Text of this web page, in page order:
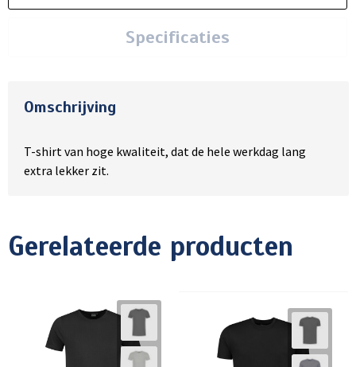
Specificaties
Omschrijving
T-shirt van hoge kwaliteit, dat de hele werkdag lang
extra lekker zit.
Gerelateerde producten